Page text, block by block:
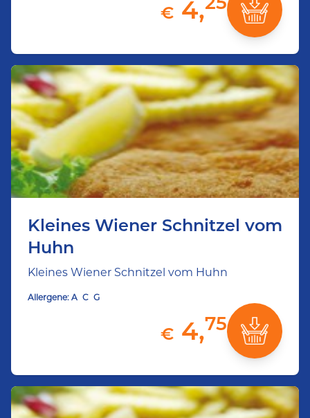
€ 4,
Kleines Wiener Schnitzel vom
Huhn
Kleines Wiener Schnitzel vom Huhn
Allergene: A C G
€ 4,75